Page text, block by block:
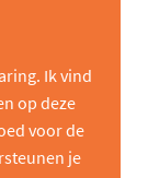
Ik vind
op deze
voor de
je